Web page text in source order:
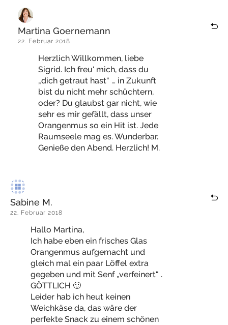
Martina Goernemann
22. Februar 2018
Herzlich Willkommen, liebe
Sigrid. Ich freu‘ mich, dass du
„dich getraut hast“ … in Zukunft
bist du nicht mehr schüchtern,
oder? Du glaubst gar nicht, wie
sehr es mir gefällt, dass unser
Orangenmus so ein Hit ist. Jede
Raumseele mag es. Wunderbar.
Genieße den Abend. Herzlich! M.
Sabine M.
22. Februar 2018
Hallo Martina,
Ich habe eben ein frisches Glas
Orangenmus aufgemacht und
gleich mal ein paar Löffel extra
gegeben und mit Senf „verfeinert“ .
GÖTTLICH 🙂
Leider hab ich heut keinen
Weichkäse da, das wäre der
perfekte Snack zu einem schönen